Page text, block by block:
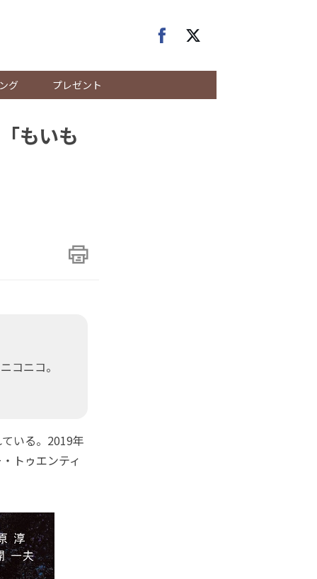
グ プレゼント
もいも
コニコ。
いる。2019年
トゥエンティ